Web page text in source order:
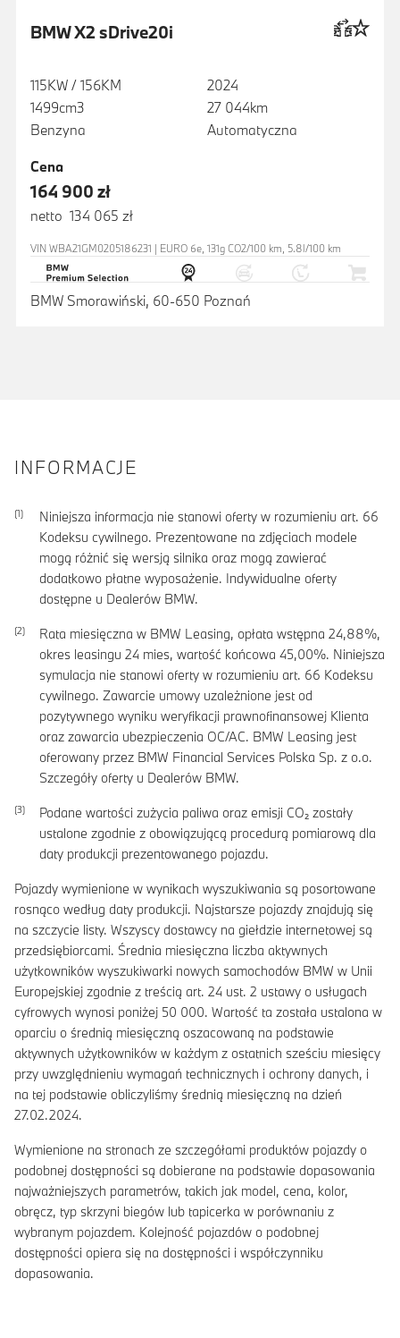
BMW X2 sDrive20i
115KW / 156KM
1499cm3
Benzyna
2024
27 044km
Automatyczna
Cena
164 900 zł
netto 134 065 zł
VIN WBA21GM0205186231 | EURO 6e, 131g CO2/100 km, 5.8l/100 km
BMW Smorawiński, 60-650 Poznań
INFORMACJE
Niniejsza informacja nie stanowi oferty w rozumieniu art. 66
Kodeksu cywilnego. Prezentowane na zdjęciach modele
mogą różnić się wersją silnika oraz mogą zawierać
dodatkowo płatne wyposażenie. Indywidualne oferty
dostępne u Dealerów BMW.
Rata miesięczna w BMW Leasing, opłata wstępna 24,88%,
okres leasingu 24 mies, wartość końcowa 45,00%. Niniejsza
symulacja nie stanowi oferty w rozumieniu art. 66 Kodeksu
cywilnego. Zawarcie umowy uzależnione jest od
pozytywnego wyniku weryfikacji prawnofinansowej Klienta
oraz zawarcia ubezpieczenia OC/AC. BMW Leasing jest
oferowany przez BMW Financial Services Polska Sp. z o.o.
Szczegóły oferty u Dealerów BMW.
Podane wartości zużycia paliwa oraz emisji CO₂ zostały
ustalone zgodnie z obowiązującą procedurą pomiarową dla
daty produkcji prezentowanego pojazdu.
Pojazdy wymienione w wynikach wyszukiwania są posortowane
rosnąco według daty produkcji. Najstarsze pojazdy znajdują się
na szczycie listy. Wszyscy dostawcy na giełdzie internetowej są
przedsiębiorcami. Średnia miesięczna liczba aktywnych
użytkowników wyszukiwarki nowych samochodów BMW w Unii
Europejskiej zgodnie z treścią art. 24 ust. 2 ustawy o usługach
cyfrowych wynosi poniżej 50 000. Wartość ta została ustalona w
oparciu o średnią miesięczną oszacowaną na podstawie
aktywnych użytkowników w każdym z ostatnich sześciu miesięcy
przy uwzględnieniu wymagań technicznych i ochrony danych, i
na tej podstawie obliczyliśmy średnią miesięczną na dzień
27.02.2024.
Wymienione na stronach ze szczegółami produktów pojazdy o
podobnej dostępności są dobierane na podstawie dopasowania
najważniejszych parametrów, takich jak model, cena, kolor,
obręcz, typ skrzyni biegów lub tapicerka w porównaniu z
wybranym pojazdem. Kolejność pojazdów o podobnej
dostępności opiera się na dostępności i współczynniku
dopasowania.